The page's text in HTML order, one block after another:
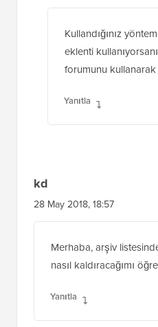
forumunu
Yanıtla
kd
nasıl kaldıracağımı